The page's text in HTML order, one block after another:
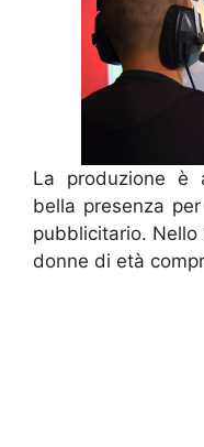
La produzione è
bella presenza
pubblicitario.
donne di età